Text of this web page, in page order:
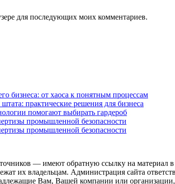
для последующих моих комментариев.
бизнеса: от хаоса к понятным процессам
практические решения для бизнеса
помогают выбирать гардероб
промышленной безопасности
промышленной безопасности
— имеют обратную ссылку на материал
их владельцам. Администрация сайта
Вам, Вашей компании или